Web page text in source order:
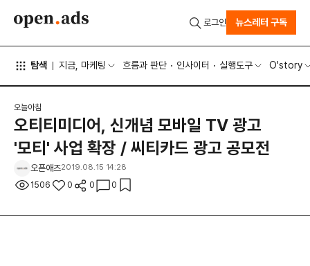
탐색 지금, 마케팅 흐름과 판단 인사이터 실행도구 O'story
로그인 뉴스레터 구독
오늘아침
오티티미디어, 신개념 모바일 TV 광고
'모티' 사업 확장 / 씨티카드 광고 공모전
오픈애즈2019.08.15 14:28
1506 0 0 0